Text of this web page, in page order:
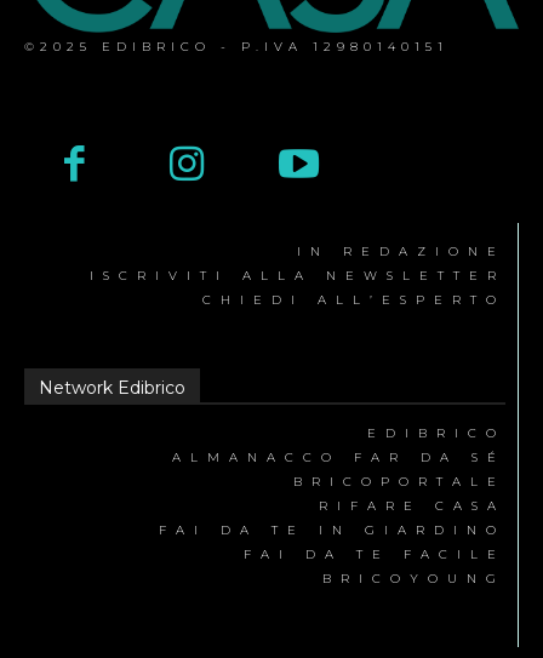
©2025 EDIBRICO - P.IVA 12980140151
IN REDAZIONE
ISCRIVITI ALLA NEWSLETTER
CHIEDI ALL’ESPERTO
Network Edibrico
EDIBRICO
ALMANACCO FAR DA SÉ
BRICOPORTALE
RIFARE CASA
FAI DA TE IN GIARDINO
FAI DA TE FACILE
BRICOYOUNG